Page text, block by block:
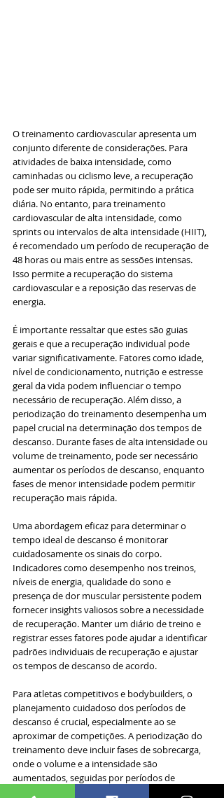
O treinamento cardiovascular apresenta um
conjunto diferente de considerações. Para
atividades de baixa intensidade, como
caminhadas ou ciclismo leve, a recuperação
pode ser muito rápida, permitindo a prática
diária. No entanto, para treinamento
cardiovascular de alta intensidade, como
sprints ou intervalos de alta intensidade (HIIT),
é recomendado um período de recuperação de
48 horas ou mais entre as sessões intensas.
Isso permite a recuperação do sistema
cardiovascular e a reposição das reservas de
energia.
É importante ressaltar que estes são guias
gerais e que a recuperação individual pode
variar significativamente. Fatores como idade,
nível de condicionamento, nutrição e estresse
geral da vida podem influenciar o tempo
necessário de recuperação. Além disso, a
periodização do treinamento desempenha um
papel crucial na determinação dos tempos de
descanso. Durante fases de alta intensidade ou
volume de treinamento, pode ser necessário
aumentar os períodos de descanso, enquanto
fases de menor intensidade podem permitir
recuperação mais rápida.
Uma abordagem eficaz para determinar o
tempo ideal de descanso é monitorar
cuidadosamente os sinais do corpo.
Indicadores como desempenho nos treinos,
níveis de energia, qualidade do sono e
presença de dor muscular persistente podem
fornecer insights valiosos sobre a necessidade
de recuperação. Manter um diário de treino e
registrar esses fatores pode ajudar a identificar
padrões individuais de recuperação e ajustar
os tempos de descanso de acordo.
Para atletas competitivos e bodybuilders, o
planejamento cuidadoso dos períodos de
descanso é crucial, especialmente ao se
aproximar de competições. A periodização do
treinamento deve incluir fases de sobrecarga,
onde o volume e a intensidade são
aumentados, seguidas por períodos de